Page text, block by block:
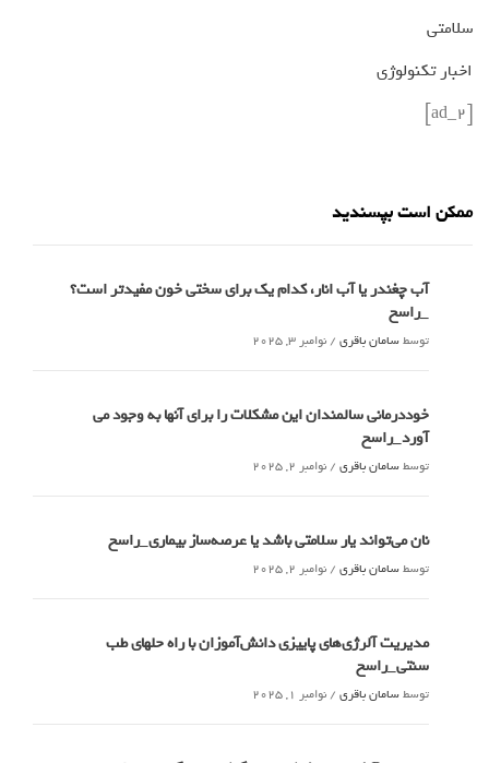
سلامتی
اخبار تکنولوژی
[ad_2]
ممکن است بپسندید
آب چغندر یا آب انار، کدام‌ یک برای سختی خون مفیدتر است؟
_راسخ
توسطسامان باقری / نوامبر 3, 2025
خوددرمانی سالمندان این مشکلات را برای آنها به وجود می
آورد_راسخ
توسطسامان باقری / نوامبر 2, 2025
نان می‌تواند یار سلامتی باشد یا عرصه‌ساز بیماری_راسخ
توسطسامان باقری / نوامبر 2, 2025
مدیریت آلرژی‌های پاییزی دانش‌آموزان با راه حلهای طب
سنتی_راسخ
توسطسامان باقری / نوامبر 1, 2025